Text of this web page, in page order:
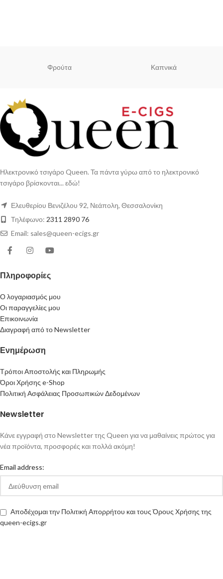
Φρούτα Καπνικά
Ηλεκτρονικό τσιγάρο Queen. Τα πάντα γύρω από το ηλεκτρονικό
τσιγάρο βρίσκονται... εδώ!
Ελευθερίου Βενιζέλου 92, Νεάπολη, Θεσσαλονίκη
Τηλέφωνο: 2311 2890 76
Email: sales@queen-ecigs.gr
Πληροφορίες
Ο λογαριασμός μου
Οι παραγγελίες μου
Επικοινωνία
Διαγραφή από το Newsletter
Ενημέρωση
Τρόποι Αποστολής και Πληρωμής
Όροι Χρήσης e-Shop
Πολιτική Ασφάλειας Προσωπικών Δεδομένων
Newsletter
Κάνε εγγραφή στο Newsletter της Queen για να μαθαίνεις πρώτος για
νέα προϊόντα, προσφορές και πολλά ακόμη!
Email address:
Αποδέχομαι την Πολιτική Απορρήτου και τους Όρους Χρήσης της
queen-ecigs.gr